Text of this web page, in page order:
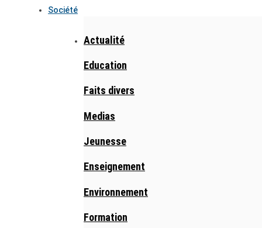
Société
Actualité
Education
Faits divers
Medias
Jeunesse
Enseignement
Environnement
Formation